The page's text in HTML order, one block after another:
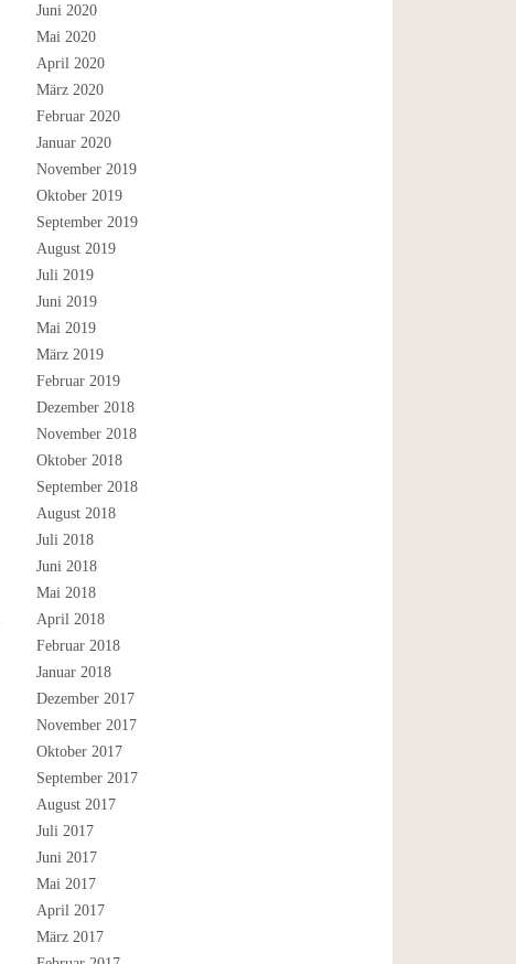
Juni 2020
Mai 2020
April 2020
März 2020
Februar 2020
Januar 2020
November 2019
Oktober 2019
September 2019
August 2019
Juli 2019
Juni 2019
Mai 2019
März 2019
Februar 2019
Dezember 2018
November 2018
Oktober 2018
September 2018
August 2018
Juli 2018
Juni 2018
Mai 2018
April 2018
Februar 2018
Januar 2018
Dezember 2017
November 2017
Oktober 2017
September 2017
August 2017
Juli 2017
Juni 2017
Mai 2017
April 2017
März 2017